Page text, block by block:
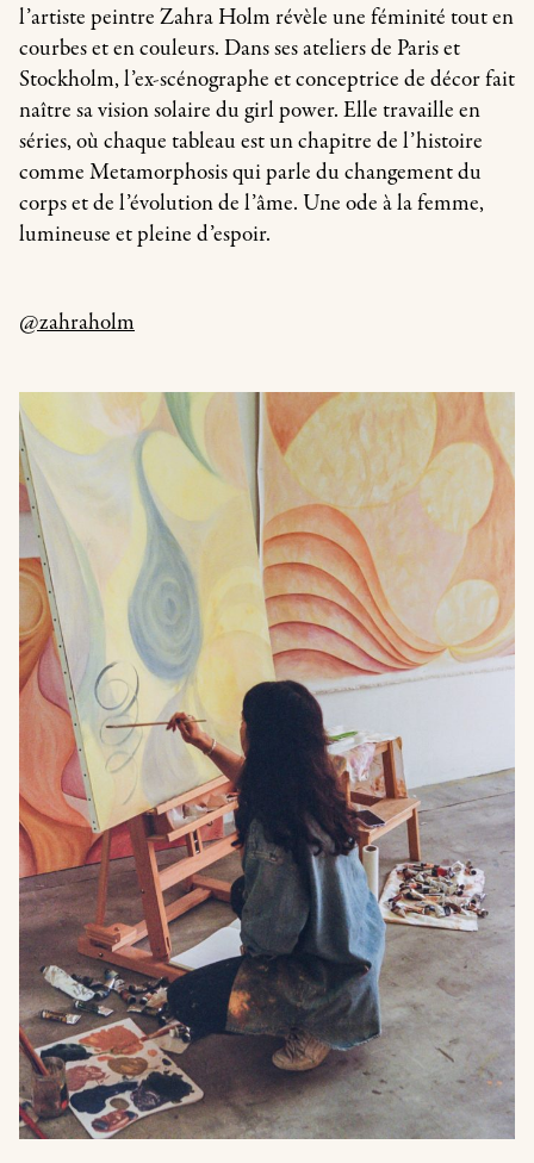
l’artiste peintre Zahra Holm révèle une féminité tout en
courbes et en couleurs. Dans ses ateliers de Paris et
Stockholm, l’ex-scénographe et conceptrice de décor fait
naître sa vision solaire du girl power. Elle travaille en
séries, où chaque tableau est un chapitre de l’histoire
comme Metamorphosis qui parle du changement du
corps et de l’évolution de l’âme. Une ode à la femme,
lumineuse et pleine d’espoir.
@zahraholm